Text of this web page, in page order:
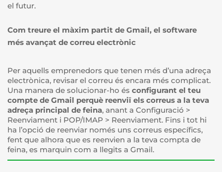
el futur.
Com treure el màxim partit de Gmail, el software
més avançat de correu electrònic
Per aquells emprenedors que tenen més d’una adreça
electrònica, revisar el correu és encara més complicat.
Una manera de solucionar-ho és configurant el teu
compte de Gmail perquè reenviï els correus a la teva
adreça principal de feina, anant a Configuració >
Reenviament i POP/IMAP > Reenviament. Fins i tot hi
ha l’opció de reenviar només uns correus específics,
fent que alhora que es reenvien a la teva compta de
feina, es marquin com a llegits a Gmail.